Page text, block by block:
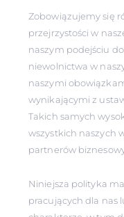
Zobowiązujemy się
przejrzystości w
naszym podejściu
niewolnictwa w
naszymi
wynikającymi z
Takich samych
wszystkich naszych
partnerów
Niniejsza polityka
pracujących dla nas